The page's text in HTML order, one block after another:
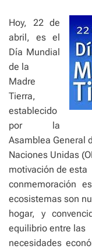
Hoy, 22 de
abril, es el
Día Mundial
de la
Madre
Tierra,
establecido
por la
Asamblea General
Naciones Unidas
motivación de esta
conmemoración
ecosistemas son
hogar, y
equilibrio entre las
necesidades